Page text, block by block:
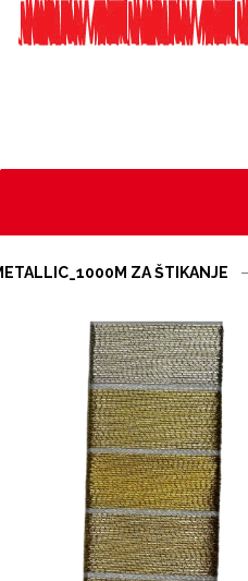
ZA ŠTIKANJE